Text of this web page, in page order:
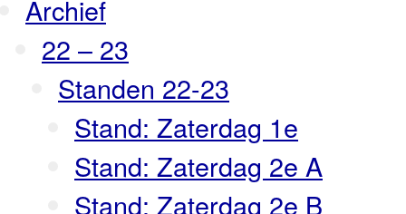
Archief
22 – 23
Standen 22-23
Stand: Zaterdag 1e
Stand: Zaterdag 2e A
Stand: Zaterdag 2e B